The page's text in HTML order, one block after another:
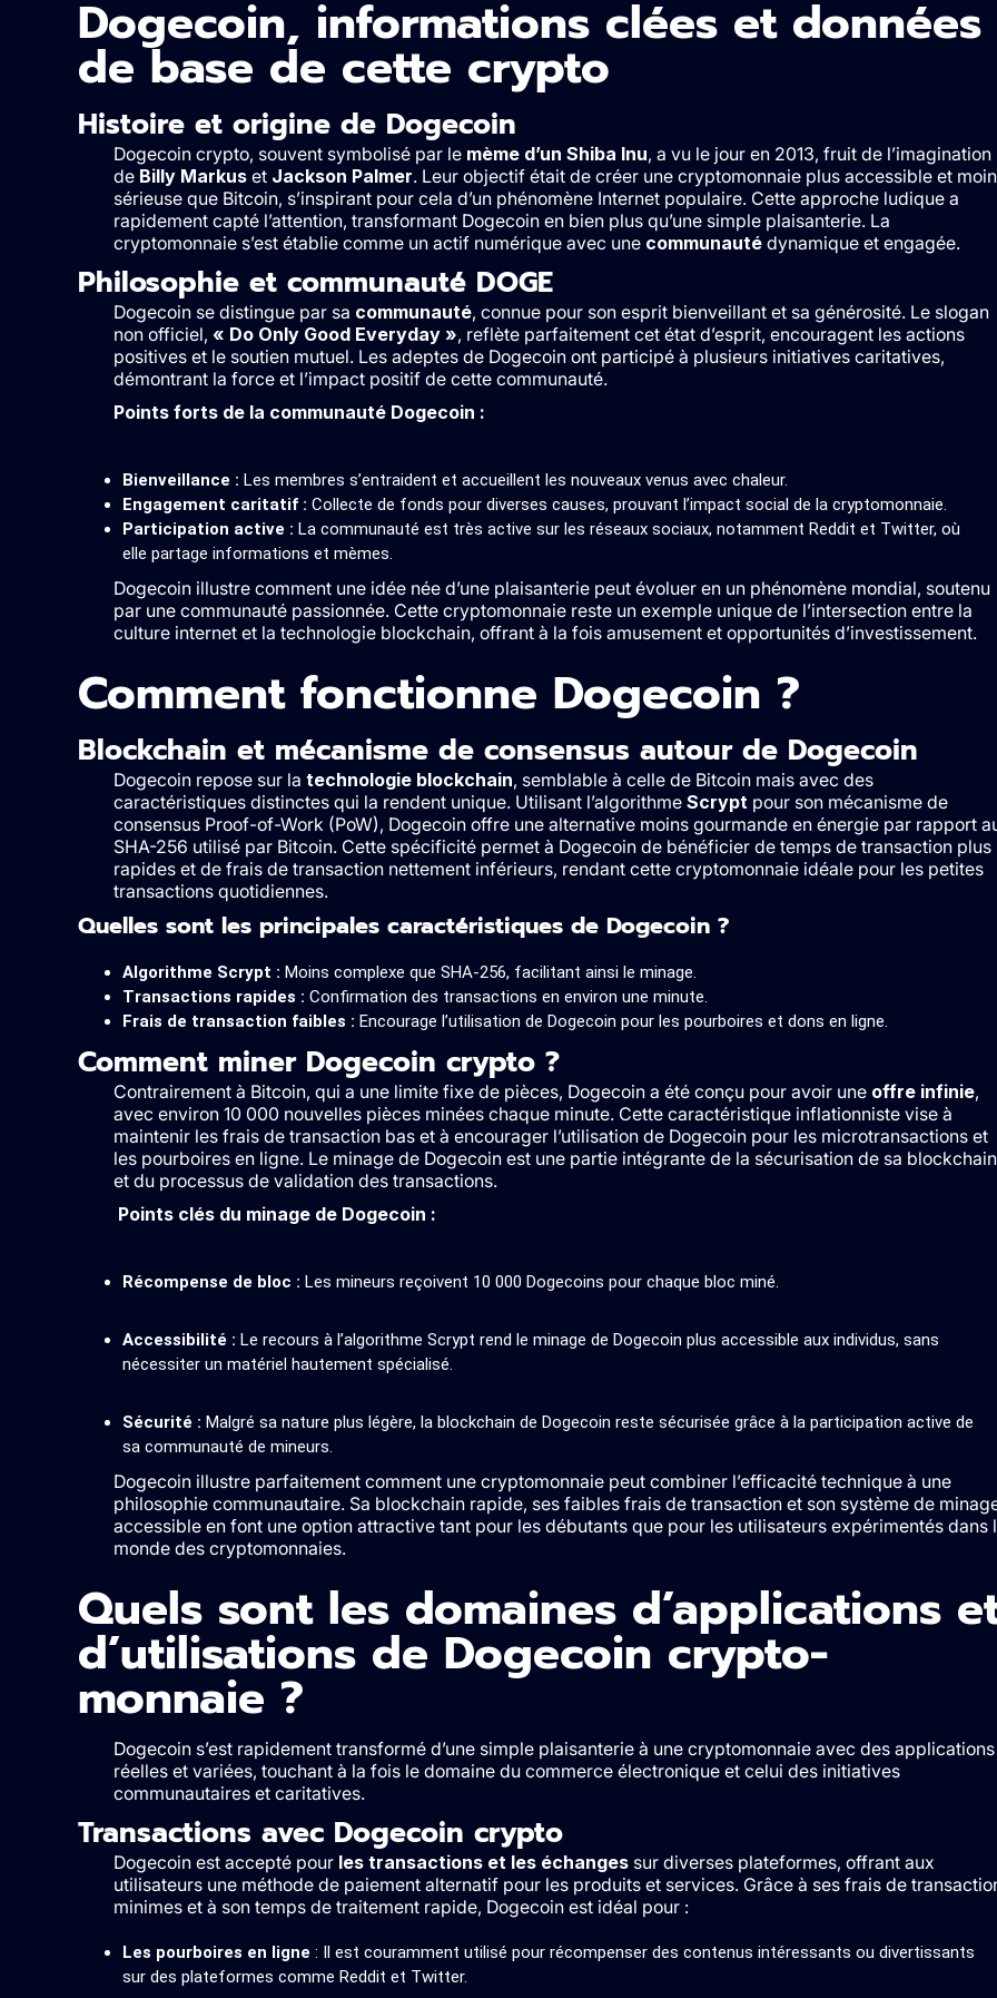
Dogecoin, informations clées et données
de base de cette crypto
Histoire et origine de Dogecoin
Dogecoin crypto, souvent symbolisé par le mème d’un Shiba Inu, a vu le jour en 2013, fruit de l’imagination
de Billy Markuset Jackson Palmer. Leur objectif était de créer une cryptomonnaie plus accessible et
sérieuse que Bitcoin, s’inspirant pour cela d’un phénomène Internet populaire. Cette approche ludique a
rapidement capté l’attention, transformant Dogecoin en bien plus qu’une simple plaisanterie. La
cryptomonnaie s’est établie comme un actif numérique avec une communautédynamique et engagée.
Philosophie et communauté DOGE
Dogecoin se distingue par sa communauté, connue pour son esprit bienveillant et sa générosité. Le slogan
non officiel, « Do Only Good Everyday », reflète parfaitement cet état d’esprit, encouragent les actions
positives et le soutien mutuel. Les adeptes de Dogecoin ont participé à plusieurs initiatives caritatives,
démontrant la force et l’impact positif de cette communauté.
Points forts de la communauté Dogecoin :
Bienveillance : Les membres s’entraident et accueillent les nouveaux venus avec chaleur.
Engagement caritatif : Collecte de fonds pour diverses causes, prouvant l’impact social de la cryptomonnaie.
Participation active : La communauté est très active sur les réseaux sociaux, notamment Reddit et Twitter, où
elle partage informations et mèmes.
Dogecoin illustre comment une idée née d’une plaisanterie peut évoluer en un phénomène mondial, soutenu
par une communauté passionnée. Cette cryptomonnaie reste un exemple unique de l’intersection entre la
culture internet et la technologie blockchain, offrant à la fois amusement et opportunités d’investissement.
Comment fonctionne Dogecoin ?
Blockchain et mécanisme de consensus autour de Dogecoin
Dogecoin repose sur la technologie blockchain, semblable à celle de Bitcoin mais avec des
caractéristiques distinctes qui la rendent unique. Utilisant l’algorithme Scryptpour son mécanisme de
consensus Proof-of-Work (PoW), Dogecoin offre une alternative moins gourmande en énergie par rapport
SHA-256 utilisé par Bitcoin. Cette spécificité permet à Dogecoin de bénéficier de temps de transaction plus
rapides et de frais de transaction nettement inférieurs, rendant cette cryptomonnaie idéale pour les petites
transactions quotidiennes.
Quelles sont les principales caractéristiques de Dogecoin ?
Algorithme Scrypt : Moins complexe que SHA-256, facilitant ainsi le minage.
Transactions rapides : Confirmation des transactions en environ une minute.
Frais de transaction faibles : Encourage l’utilisation de Dogecoin pour les pourboires et dons en ligne.
Comment miner Dogecoin crypto ?
Contrairement à Bitcoin, qui a une limite fixe de pièces, Dogecoin a été conçu pour avoir une offre infinie,
avec environ 10 000 nouvelles pièces minées chaque minute. Cette caractéristique inflationniste vise à
maintenir les frais de transaction bas et à encourager l’utilisation de Dogecoin pour les microtransactions et
les pourboires en ligne. Le minage de Dogecoin est une partie intégrante de la sécurisation de sa blockchain
et du processus de validation des transactions.
Points clés du minage de Dogecoin :
Récompense de bloc : Les mineurs reçoivent 10 000 Dogecoins pour chaque bloc miné.
Accessibilité : Le recours à l’algorithme Scrypt rend le minage de Dogecoin plus accessible aux individus, sans
nécessiter un matériel hautement spécialisé.
Sécurité : Malgré sa nature plus légère, la blockchain de Dogecoin reste sécurisée grâce à la participation active de
sa communauté de mineurs.
Dogecoin illustre parfaitement comment une cryptomonnaie peut combiner l’efficacité technique à une
philosophie communautaire. Sa blockchain rapide, ses faibles frais de transaction et son système de
accessible en font une option attractive tant pour les débutants que pour les utilisateurs expérimentés dans
monde des cryptomonnaies.
Quels sont les domaines d’applications
d’utilisations de Dogecoin crypto-
monnaie ?
Dogecoin s’est rapidement transformé d’une simple plaisanterie à une cryptomonnaie avec des applications
réelles et variées, touchant à la fois le domaine du commerce électronique et celui des initiatives
communautaires et caritatives.
Transactions avec Dogecoin crypto
Dogecoin est accepté pour les transactions et les échangessur diverses plateformes, offrant aux
utilisateurs une méthode de paiement alternatif pour les produits et services. Grâce à ses frais de
minimes et à son temps de traitement rapide, Dogecoin est idéal pour :
Les pourboires en ligne : Il est couramment utilisé pour récompenser des contenus intéressants ou divertissants
sur des plateformes comme Reddit et Twitter.